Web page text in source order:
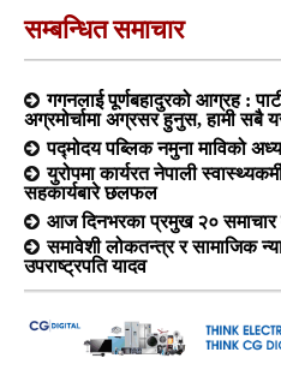
सम्बन्धित समाचार
गगनलाई पूर्णबहादुरको आग्रह :
अग्रमोर्चामा अग्रसर हुनुस, हामी सबै
पद्मोदय पब्लिक नमुना माविको
युरोपमा कार्यरत नेपाली
सहकार्यबारे छलफल
आज दिनभरका प्रमुख २० समाचार
समावेशी लोकतन्त्र र सामाजिक
उपराष्ट्रपति यादव